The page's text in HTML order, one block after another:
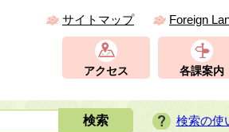
サイトマップ Foreign
アクセス 各課案内
検索の使